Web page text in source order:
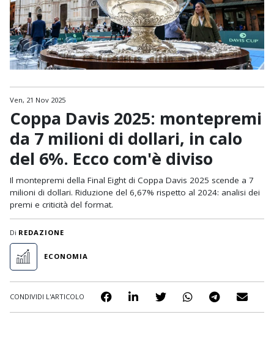
Ven, 21 Nov 2025
Coppa Davis 2025: montepremi
da 7 milioni di dollari, in calo
del 6%. Ecco com'è diviso
Il montepremi della Final Eight di Coppa Davis 2025 scende a 7
milioni di dollari. Riduzione del 6,67% rispetto al 2024: analisi dei
premi e criticità del format.
Di REDAZIONE
ECONOMIA
CONDIVIDI L'ARTICOLO